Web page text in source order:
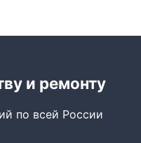
и ремонту
по всей России